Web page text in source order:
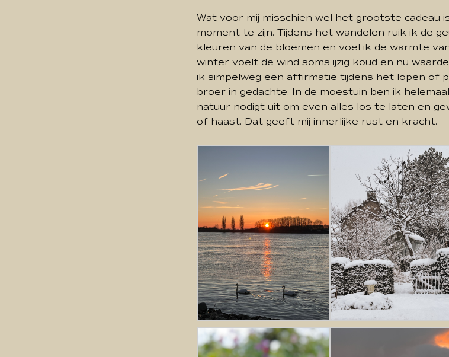
Wat voor mij misschien wel het grootste cadeau
moment te zijn. Tijdens het wandelen ruik ik de
kleuren van de bloemen en voel ik de warmte
winter voelt de wind soms ijzig koud en nu
ik simpelweg een affirmatie tijdens het lopen of
broer in gedachte. In de moestuin ben ik
natuur nodigt uit om even alles los te laten en
of haast. Dat geeft mij innerlijke rust en kracht.